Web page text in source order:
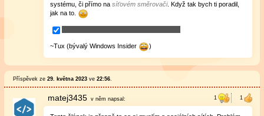
systému, či přímo na síťovém směrovači. Když tak bych ti poradil,
jak na to.
~Tux (bývalý Windows Insider )
Příspěvek ze 29. května 2023ve 22:56.
matej3435 v němnapsal: